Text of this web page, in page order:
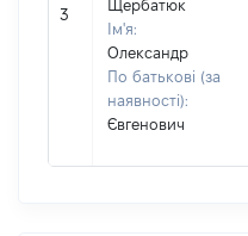
3
Щербатюк
Ім'я:
Олександр
По батькові (за
наявності):
Євгенович